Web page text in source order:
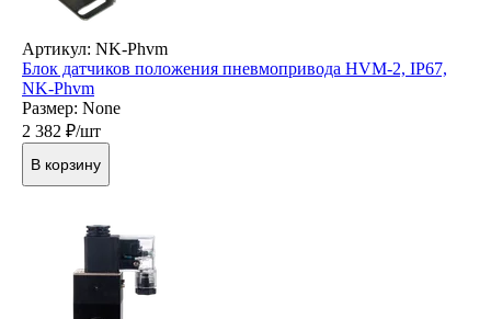
Артикул: NK-Phvm
Блок датчиков положения пневмопривода HVM-2, IP67,
NK-Phvm
Размер: None
2 382 ₽/шт
В корзину